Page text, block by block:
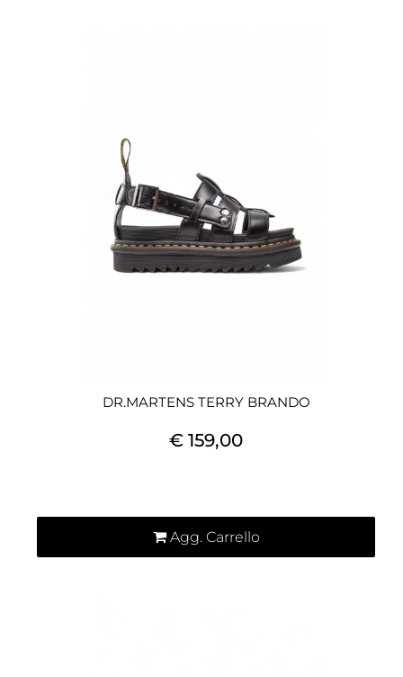
DR.MARTENS TERRY BRANDO
€ 159,00
Agg. Carrello